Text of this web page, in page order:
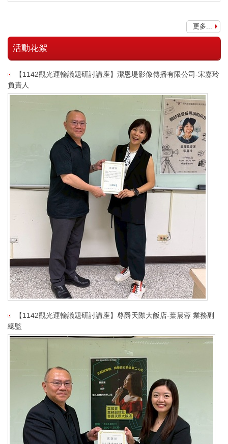
更多...
活動花絮
【1142觀光運輸議題研討講座】潔恩堤影像傳播有限公司-宋嘉玲
負責人
【1142觀光運輸議題研討講座】尊爵天際大飯店-葉晨蓉 業務副
總監